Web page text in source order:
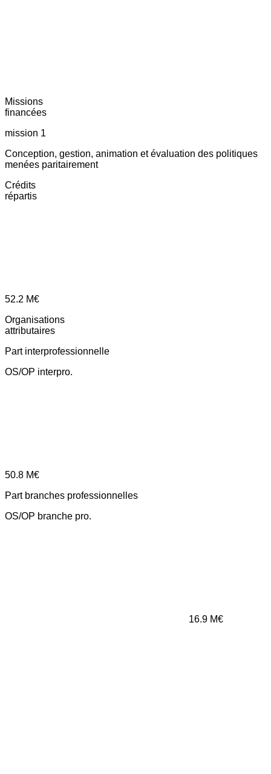
Missions
financées
mission 1
Conception, gestion, animation et évaluation des politiques
menées paritairement
Crédits
répartis
52.2 M€
Organisations
attributaires
Part interprofessionnelle
OS/OP interpro.
50.8 M€
Part branches professionnelles
OS/OP branche pro.
16.9 M€